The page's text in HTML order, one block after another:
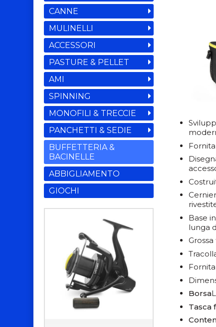
Base
lunga
Borsa
Tasca
CANNE
MULINELLI
ACCESSORI
PASTURE & PELLET
AMI
SPINNING
MONOFILI & TRECCIE
PANCHETTI & SEDIE
BUFFETTERIA &
BACINELLE
ABBIGLIAMENTO
GIOCHI